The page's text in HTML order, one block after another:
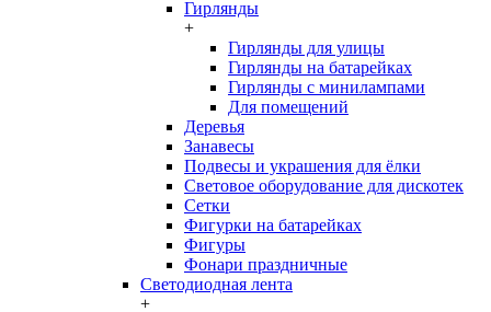
Гирлянды
+
Гирлянды для улицы
Гирлянды на батарейках
Гирлянды с минилампами
Для помещений
Деревья
Занавесы
Подвесы и украшения для ёлки
Световое оборудование для дискотек
Сетки
Фигурки на батарейках
Фигуры
Фонари праздничные
Светодиодная лента
+